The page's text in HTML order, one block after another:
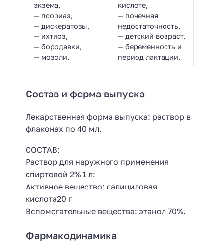
экзема,
— псориаз,
— дискератозы,
— ихтиоз,
— бородавки,
— мозоли.
кислоте,
— почечная
недостаточность,
— детский возраст,
— беременность и
период лактации.
Состав и форма выпуска
Лекарственная форма выпуска: раствор в
флаконах по 40 мл.
СОСТАВ:
Раствор для наружного применения
спиртовой 2% 1 л:
Активное вещество: салициловая
кислота20 г
Вспомогательные вещества: этанол 70%.
Фармакодинамика